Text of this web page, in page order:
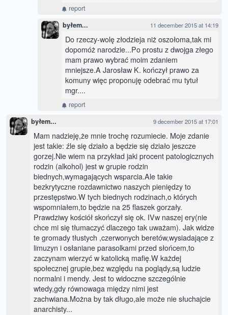
report
byłem... 11 december 2015 at 14:19
Do rzeczy-wolę złodzieja niż oszołoma,tak mi
dopomóż narodzie...Po prostu z dwojga złego
mam prawo wybrać moim zdaniem
mniejsze.A Jarosław K. kończył prawo za
komuny więc proponuję odebrać mu tytuł
mgr....
report
byłem... 9 december 2015 at 17:01
Mam nadzieję,że mnie trochę rozumiecie. Moje zdanie
jest takie: źle się działo a będzie się działo jeszcze
gorzej.Nie wiem na przykład jaki procent patologicznych
rodzin (alkohol) jest w grupie rodzin
biednych,wymagających wsparcia.Ale takie
bezkrytyczne rozdawnictwo naszych pieniędzy to
przestępstwo.W tych biednych rodzinach,o których
wspomniałem,to będzie na 25 flaszek gorzały.
Prawdziwy kościół skończył się ok. IVw naszej ery(nie
chce mi się tłumaczyć dlaczego tak uważam). Jak widze
te gromady tłustych ,czerwonych beretów,wysiadające z
limuzyn i osłaniane parasolkami przed słońcem,to
zaczynam wierzyć w katolicką mafię.W każdej
społecznej grupie,bez względu na poglądy,są ludzie
normalni i mendy. Jest to widoczne szczególnie
wtedy,gdy równowaga między nimi jest
zachwiana.Można by tak długo,ale może nie słuchajcie
anarchisty...